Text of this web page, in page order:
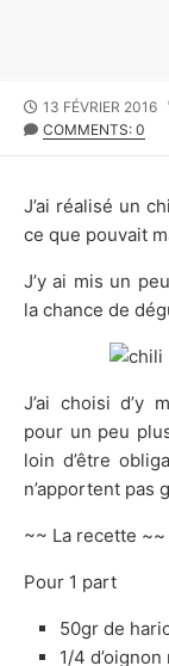
PUBLISHED
DATE
13 FÉVRIER 2016
COMMENTS: 0
J’ai réalisé un
ce que pouvait
J’y ai mis un
la chance de
J’ai choisi d’y
pour un peu
loin d’être
n’apportent pas
~~ La recette ~~
Pour 1 part
50gr de
1/4 d’oignon